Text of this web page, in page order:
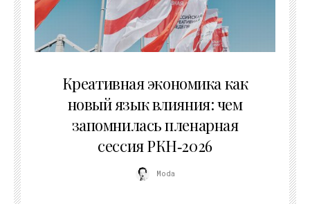
Креативная экономика как
новый язык влияния: чем
запомнилась пленарная
сессия РКН‑2026
Moda